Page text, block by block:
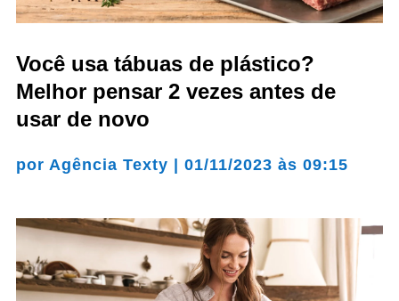
Você usa tábuas de plástico?
Melhor pensar 2 vezes antes de
usar de novo
por Agência Texty 01/11/2023 às 09:15